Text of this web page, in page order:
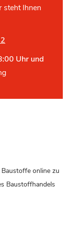
steht Ihnen
Uhr und
online zu
Baustoffhandels